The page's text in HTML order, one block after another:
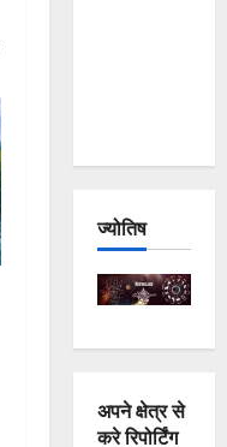
ज्योतिष
अपने क्षेत्र से
करे रिपोर्टिंग